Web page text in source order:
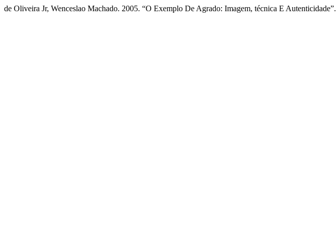
de Oliveira Jr, Wenceslao Machado. 2005. “O Exemplo De Agrado: Imagem, técnica E Autenticidade”.